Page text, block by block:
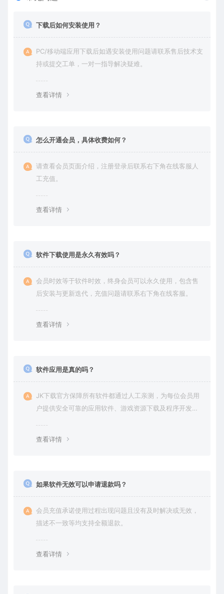
下载后如何安装使用？
PC/移动端应用下载后如遇安装使用问题请联系售后技术支
持或提交工单，一对一指导解决疑难。
查看详情
怎么开通会员，具体收费如何？
请查看会员页面介绍，注册登录后联系右下角在线客服人
工充值。
查看详情
软件下载使用是永久有效吗？
会员时效等于软件时效，终身会员可以永久使用，包含售
后安装与更新迭代，充值问题请联系右下角在线客服。
查看详情
软件应用是真的吗？
JK下载官方保障所有软件都通过人工亲测，为每位会员用
户提供安全可靠的应用软件、游戏资源下载及程序开发服
查看详情
如果软件无效可以申请退款吗？
会员充值承诺使用过程出现问题且没有及时解决或无效，
描述不一致等均支持全额退款。
查看详情